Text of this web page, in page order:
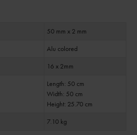
50 mm x 2 mm
Alu colored
16 x 2mm
Length: 50 cm
Width: 50 cm
Height: 25.70 cm
7.10 kg